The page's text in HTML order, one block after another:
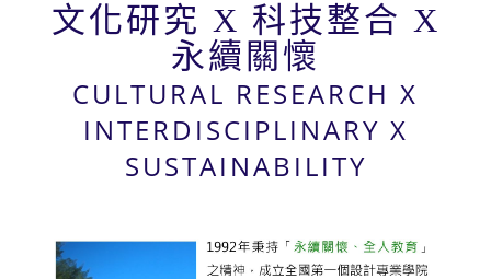
文化研究 X 科技整合 X
永續關懷
CULTURAL RESEARCH X
INTERDISCIPLINARY X
SUSTAINABILITY